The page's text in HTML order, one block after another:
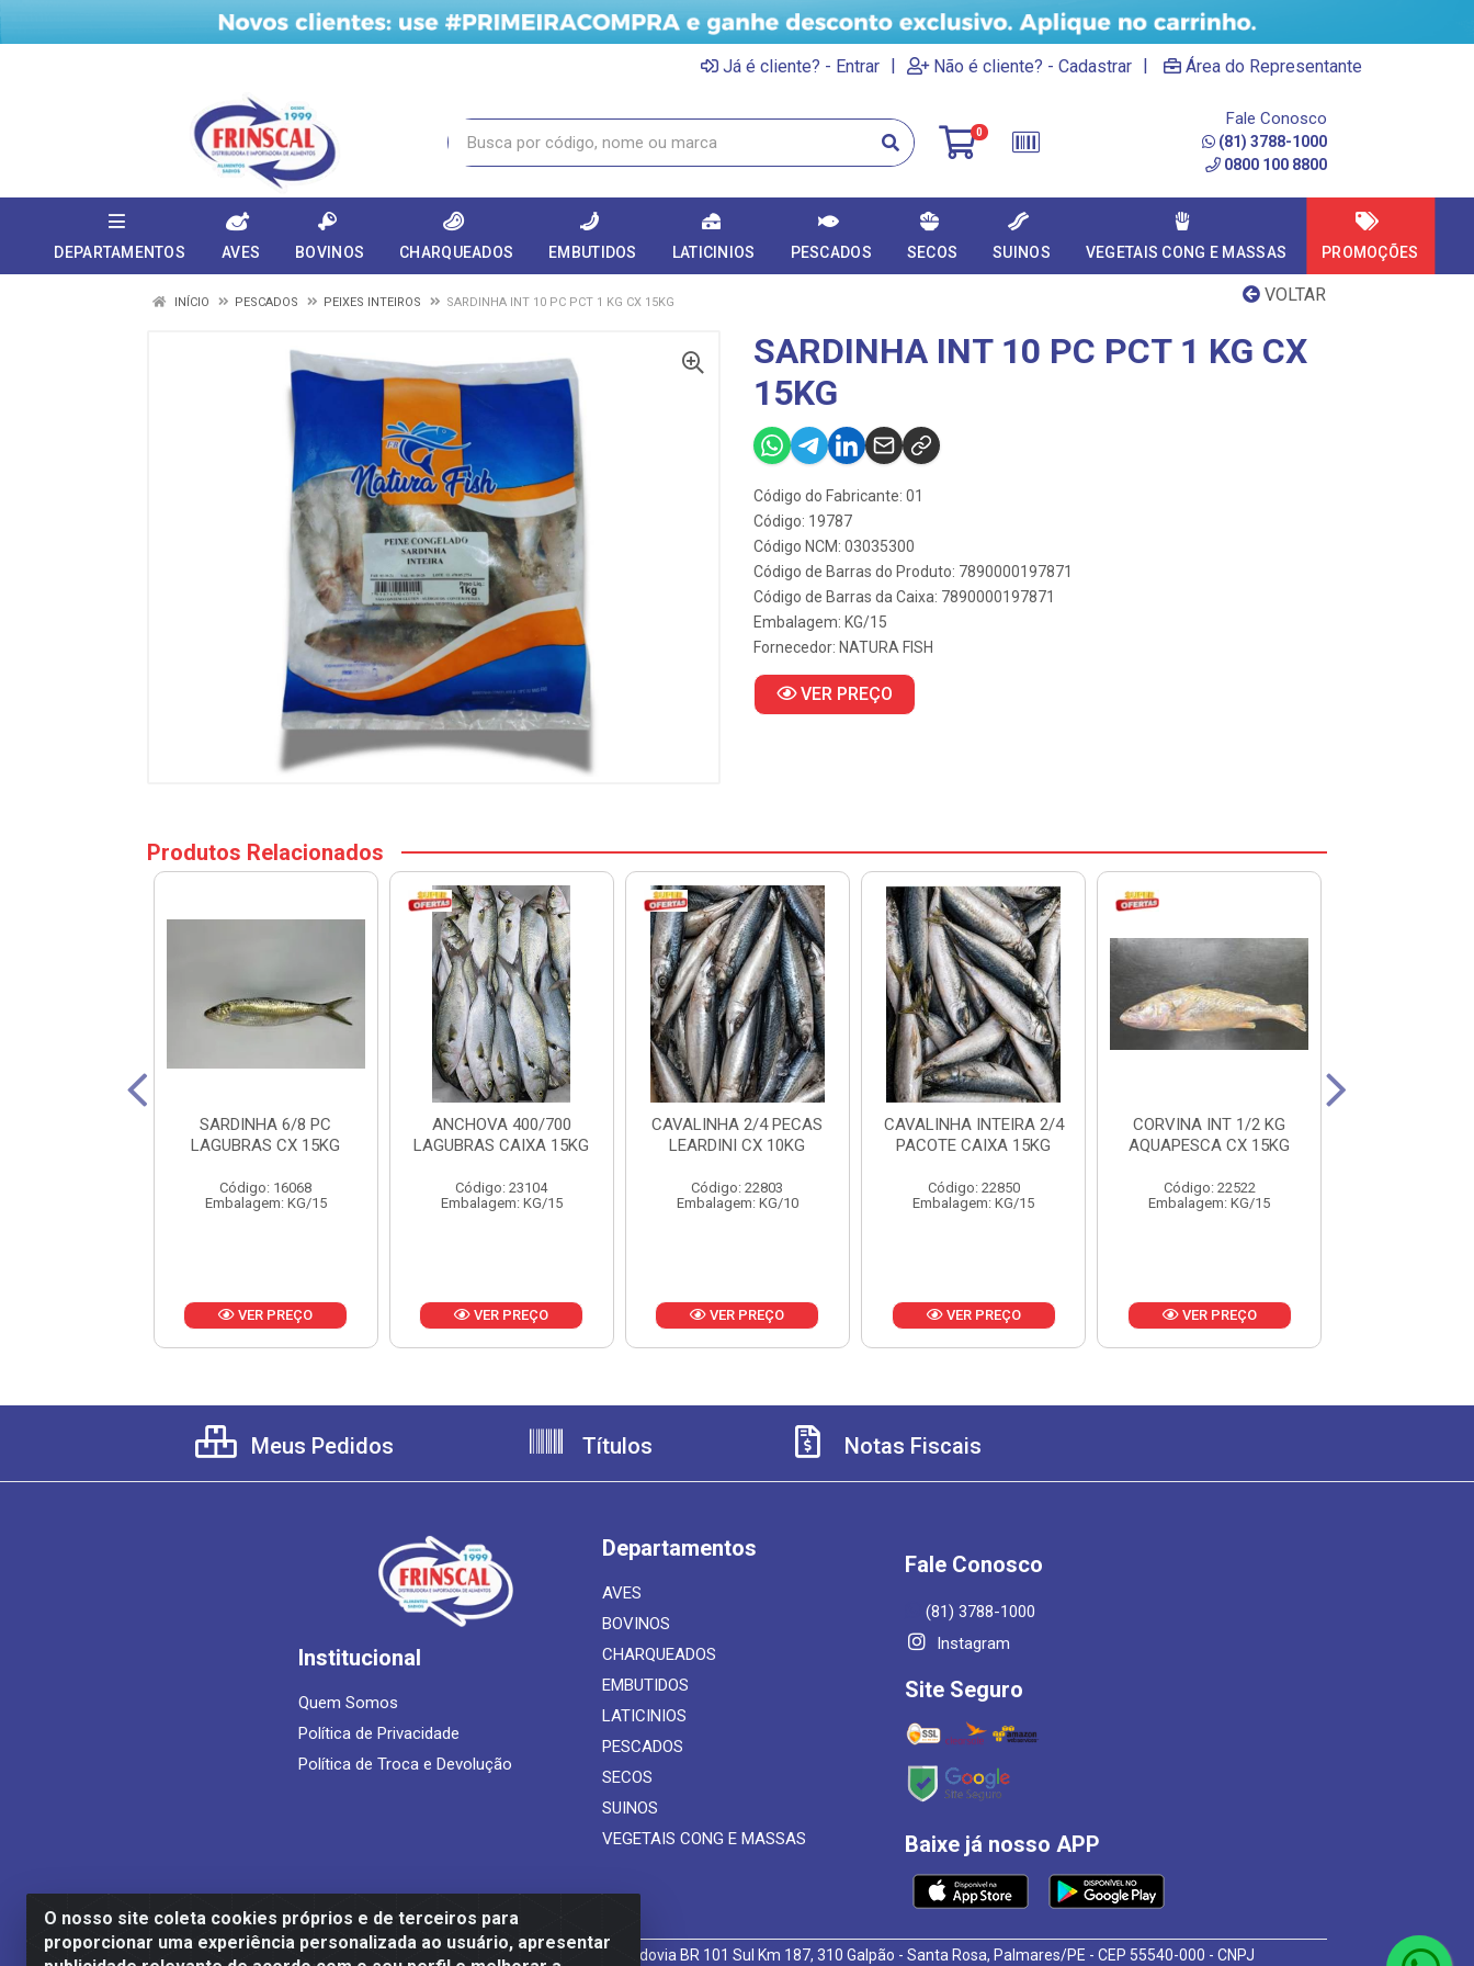
Já é cliente? - Entrar | Não é cliente? - Cadastrar | Área do Representante
0
Fale Conosco
(81) 3788-1000
0800 100 8800
DEPARTAMENTOS AVES BOVINOS CHARQUEADOS EMBUTIDOS LATICINIOS PESCADOS SECOS SUINOS VEGETAIS CONG E MASSAS PROMOÇÕES
VOLTAR
INÍCIO PESCADOS PEIXES INTEIROS SARDINHA INT 10 PC PCT 1 KG CX 15KG
SARDINHA INT 10 PC PCT 1 KG CX
15KG
Código do Fabricante: 01
Código: 19787
Código NCM: 03035300
Código de Barras do Produto: 7890000197871
Código de Barras da Caixa: 7890000197871
Embalagem: KG/15
Fornecedor: NATURA FISH
VER PREÇO
Produtos Relacionados
SARDINHA 6/8 PC
LAGUBRAS CX 15KG
Código: 16068
Embalagem: KG/15
VER PREÇO
ANCHOVA 400/700
LAGUBRAS CAIXA 15KG
Código: 23104
Embalagem: KG/15
VER PREÇO
CAVALINHA 2/4 PECAS
LEARDINI CX 10KG
Código: 22803
Embalagem: KG/10
VER PREÇO
CAVALINHA INTEIRA 2/4
PACOTE CAIXA 15KG
Código: 22850
Embalagem: KG/15
VER PREÇO
CORVINA INT 1/2 KG
AQUAPESCA CX 15KG
Código: 22522
Embalagem: KG/15
VER PREÇO
O nosso site coleta cookies próprios e de terceiros para
proporcionar uma experiência personalizada ao usuário, apresentar
Meus Pedidos Títulos Notas Fiscais
Institucional
Quem Somos
Política de Privacidade
Política de Troca e Devolução
Departamentos
AVES
BOVINOS
CHARQUEADOS
EMBUTIDOS
LATICINIOS
PESCADOS
SECOS
SUINOS
VEGETAIS CONG E MASSAS
Fale Conosco
(81) 3788-1000
Instagram
Site Seguro
Baixe já nosso APP
Frinscal - Distribuidora e Importadora de Alimentos LTDA - Rodovia BR 101 Sul Km 187, 310 Galpão - Santa Rosa, Palmares/PE - CEP 55540-000 - CNPJ